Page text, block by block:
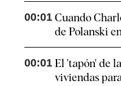
00:01 Cuando
de Polanski
00:01 El 'tapón' de
viviendas